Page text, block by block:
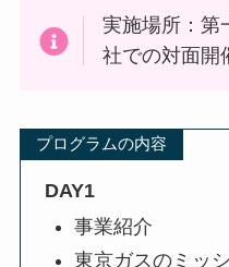
実施場所：第
社での対面開
プログラムの内容
DAY1
事業紹介
東京ガスのミッ